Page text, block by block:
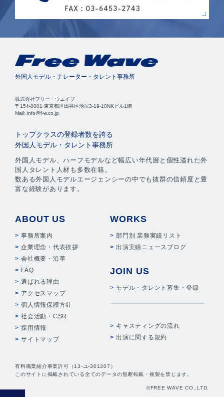
外国人モデル・ナレーター・タレント事務所
株式会社フリー・ウエイブ
〒154-0001 東京都世田谷区池尻3-19-10NKビル1階
Mail: info@f-w.co.jp
トップクラスの登録者数を誇る
外国人モデル・タレント事務所
外国人モデル、ハーフモデルなど幅広い年代層と個性溢れた外
国人タレント人材も多数在籍。
数ある外国人モデルエージェンシーの中でも抜群の信頼度と豊
富な経験があります。
ABOUT US
事務所案内
企業理念・代表挨拶
会社概要・沿革
FAQ
選ばれる理由
アクセスマップ
個人情報保護方針
社会活動・CSR
採用情報
サイトマップ
WORKS
部門別 業務実績リスト
出演実績ニュースブログ
JOIN US
モデル・タレント募集・登録
キャスティングの流れ
出演に関する規約
有料職業紹介事業許可（13-ユ-301307）
このサイトに掲載されている全てのデータの無断転載・複製を禁じます。
©FREE WAVE CO.,LTD.